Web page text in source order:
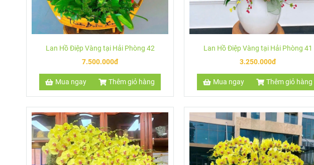
Lan Hồ Điệp Vàng tại Hải Phòng 42
7.500.000đ
Mua ngay Thêm giỏ hàng
Lan Hồ Điệp Vàng tại Hải Phòng 41
3.250.000đ
Mua ngay Thêm giỏ hàng